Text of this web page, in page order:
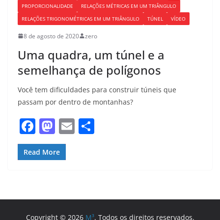
PROPORCIONALIDADE
RELAÇÕES MÉTRICAS EM UM TRIÂNGULO
RELAÇÕES TRIGONOMÉTRICAS EM UM TRIÂNGULO
TÚNEL VÍDEO
8 de agosto de 2020 zero
Uma quadra, um túnel e a
semelhança de polígonos
Você tem dificuldades para construir túneis que
passam por dentro de montanhas?
F
a
c
o
M
a
st
o
E
Read More
Copyright © 2026 M³. Todos os direitos reservados.